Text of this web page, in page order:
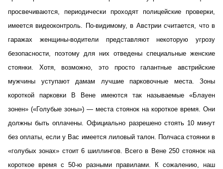
просвечиваются, периодически проходят полицейские проверки,
имеется видеоконтроль. По-видимому, в Австрии считается, что в
гаражах женщины-водители представляют некоторую угрозу
безопасности, поэтому для них отведены специальные женские
стоянки. Хотя, возможно, это просто галантные австрийские
мужчины уступают дамам лучшие парковочные места. Зоны
короткой парковки В Вене имеются так называемые «Блауен
зонен» («Голубые зоны») — места стоянок на короткое время. Они
должны быть оплачены. Официально разрешено стоять 10 минут
без оплаты, если у Вас имеется лиловый талон. Полчаса стоянки в
«голубых зонах» стоит 6 шиллингов. Всего в Вене 250 стоянок на
короткое время с 50-ю разными правилами. К сожалению, наш